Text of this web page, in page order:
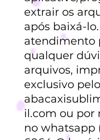
extrair os
após baixá-
atendimento
qualquer
arquivos,
exclusivo
il.com ou por
no whatsapp